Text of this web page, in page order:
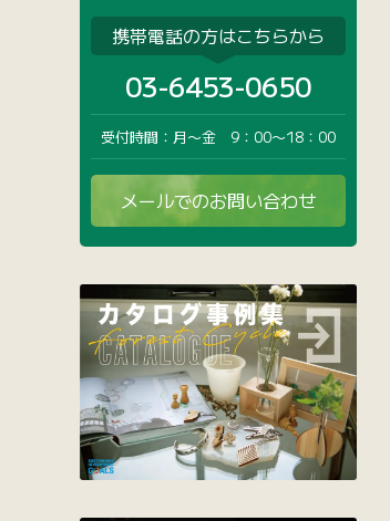
携帯電話の方はこちらから
03-6453-0650
受付時間：月〜金 9：00〜18：00
メールでのお問い合わせ